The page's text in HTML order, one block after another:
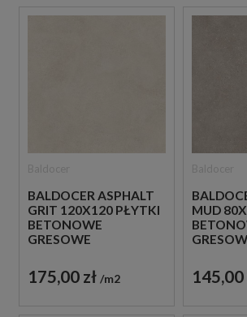
BALDOCER ASPHALT
GRIT 120X120 PŁYTKI
BETONOWE
GRESOWE
175,00 zł m2
MUD
145,00